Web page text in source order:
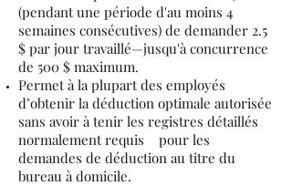
(pendant une période d'au moins 4
semaines consécutives) de demander 2.5
$ par jour travaillé—jusqu'à concurrence
de 500 $ maximum.
Permet à la plupart des employés
d’obtenir la déduction optimale autorisée
sans avoir à tenir les registres détaillés
normalement requis pour les
demandes de déduction au titre du
bureau à domicile.